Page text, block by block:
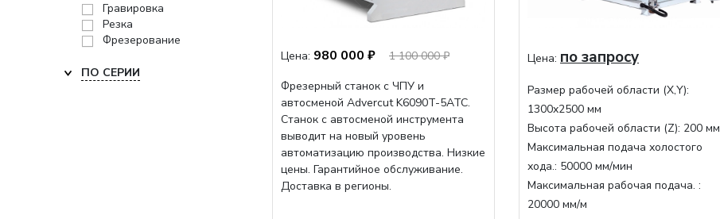
Цена: 980 000 ₽
1 100 000 ₽
Фрезерный станок с ЧПУ и
автосменой Advercut K6090T-5ATC.
Станок с автосменой инструмента
выводит на новый уровень
автоматизацию производства. Низкие
цены. Гарантийное обслуживание.
Доставка в регионы.
Цена: по запросу
Размер рабочей области (Х,Y):
1300x2500 мм
Высота рабочей области (Z): 200 мм
Максимальная подача холостого
хода.: 50000 мм/мин
Максимальная рабочая подача. :
20000 мм/м
Гравировка
Резка
Фрезерование
ПО СЕРИИ